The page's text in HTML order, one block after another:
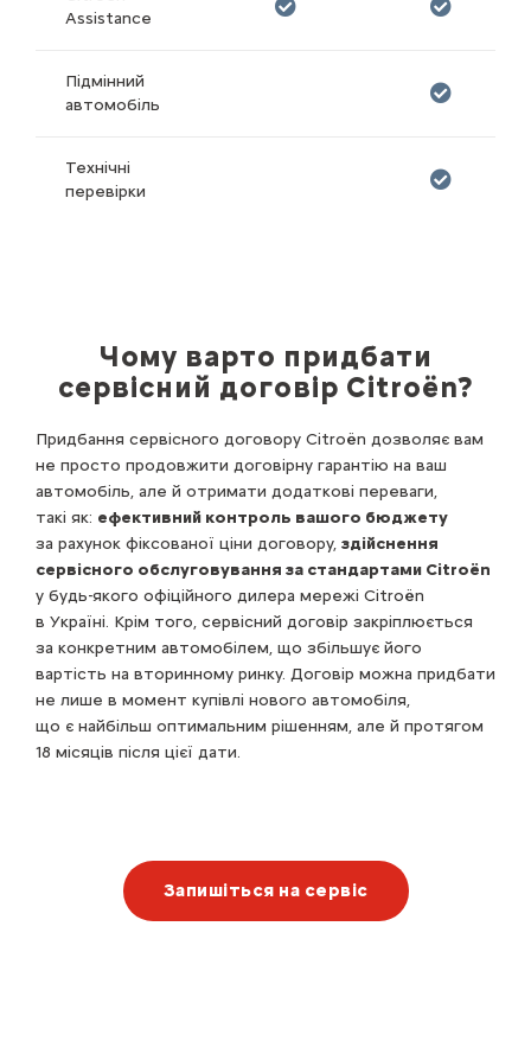
Assistance
Підмінний
автомобіль
Технічні
перевірки
Чому варто придбати
сервісний договір Citroën?
Придбання сервісного договору Citroën дозволяє вам
не просто продовжити договірну гарантію на ваш
автомобіль, але й отримати додаткові переваги,
такі як: ефективний контроль вашого бюджету
за рахунок фіксованої ціни договору, здійснення
сервісного обслуговування за стандартами Citroën
у будь-якого офіційного дилера мережі Citroën
в Україні. Крім того, сервісний договір закріплюється
за конкретним автомобілем, що збільшує його
вартість на вторинному ринку. Договір можна придбати
не лише в момент купівлі нового автомобіля,
що є найбільш оптимальним рішенням, але й протягом
18 місяців після цієї дати.
Запишіться на сервіс